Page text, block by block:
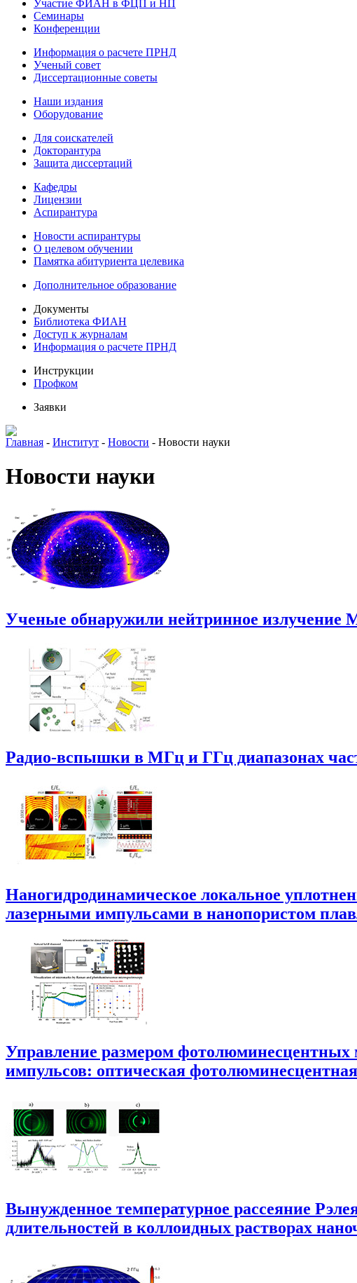
Участие ФИАН в ФЦП и НП
Семинары
Конференции
Информация о расчете ПРНД
Ученый совет
Диссертационные советы
Наши издания
Оборудование
Для соискателей
Докторантура
Защита диссертаций
Кафедры
Лицензии
Аспирантура
Новости аспирантуры
О целевом обучении
Памятка абитуриента целевика
Дополнительное образование
Документы
Библиотека ФИАН
Доступ к журналам
Информация о расчете ПРНД
Инструкции
Профком
Заявки
Главная - Институт - Новости - Новости науки
Новости науки
Ученые обнаружили нейтринное излучение
Радио-вспышки в МГц и ГГц диапазонах
Наногидродинамическое локальное
лазерными импульсами в нанопористом
Управление размером
импульсов: оптическая
Вынужденное температурное рассеяние
длительностей в коллоидных растворах